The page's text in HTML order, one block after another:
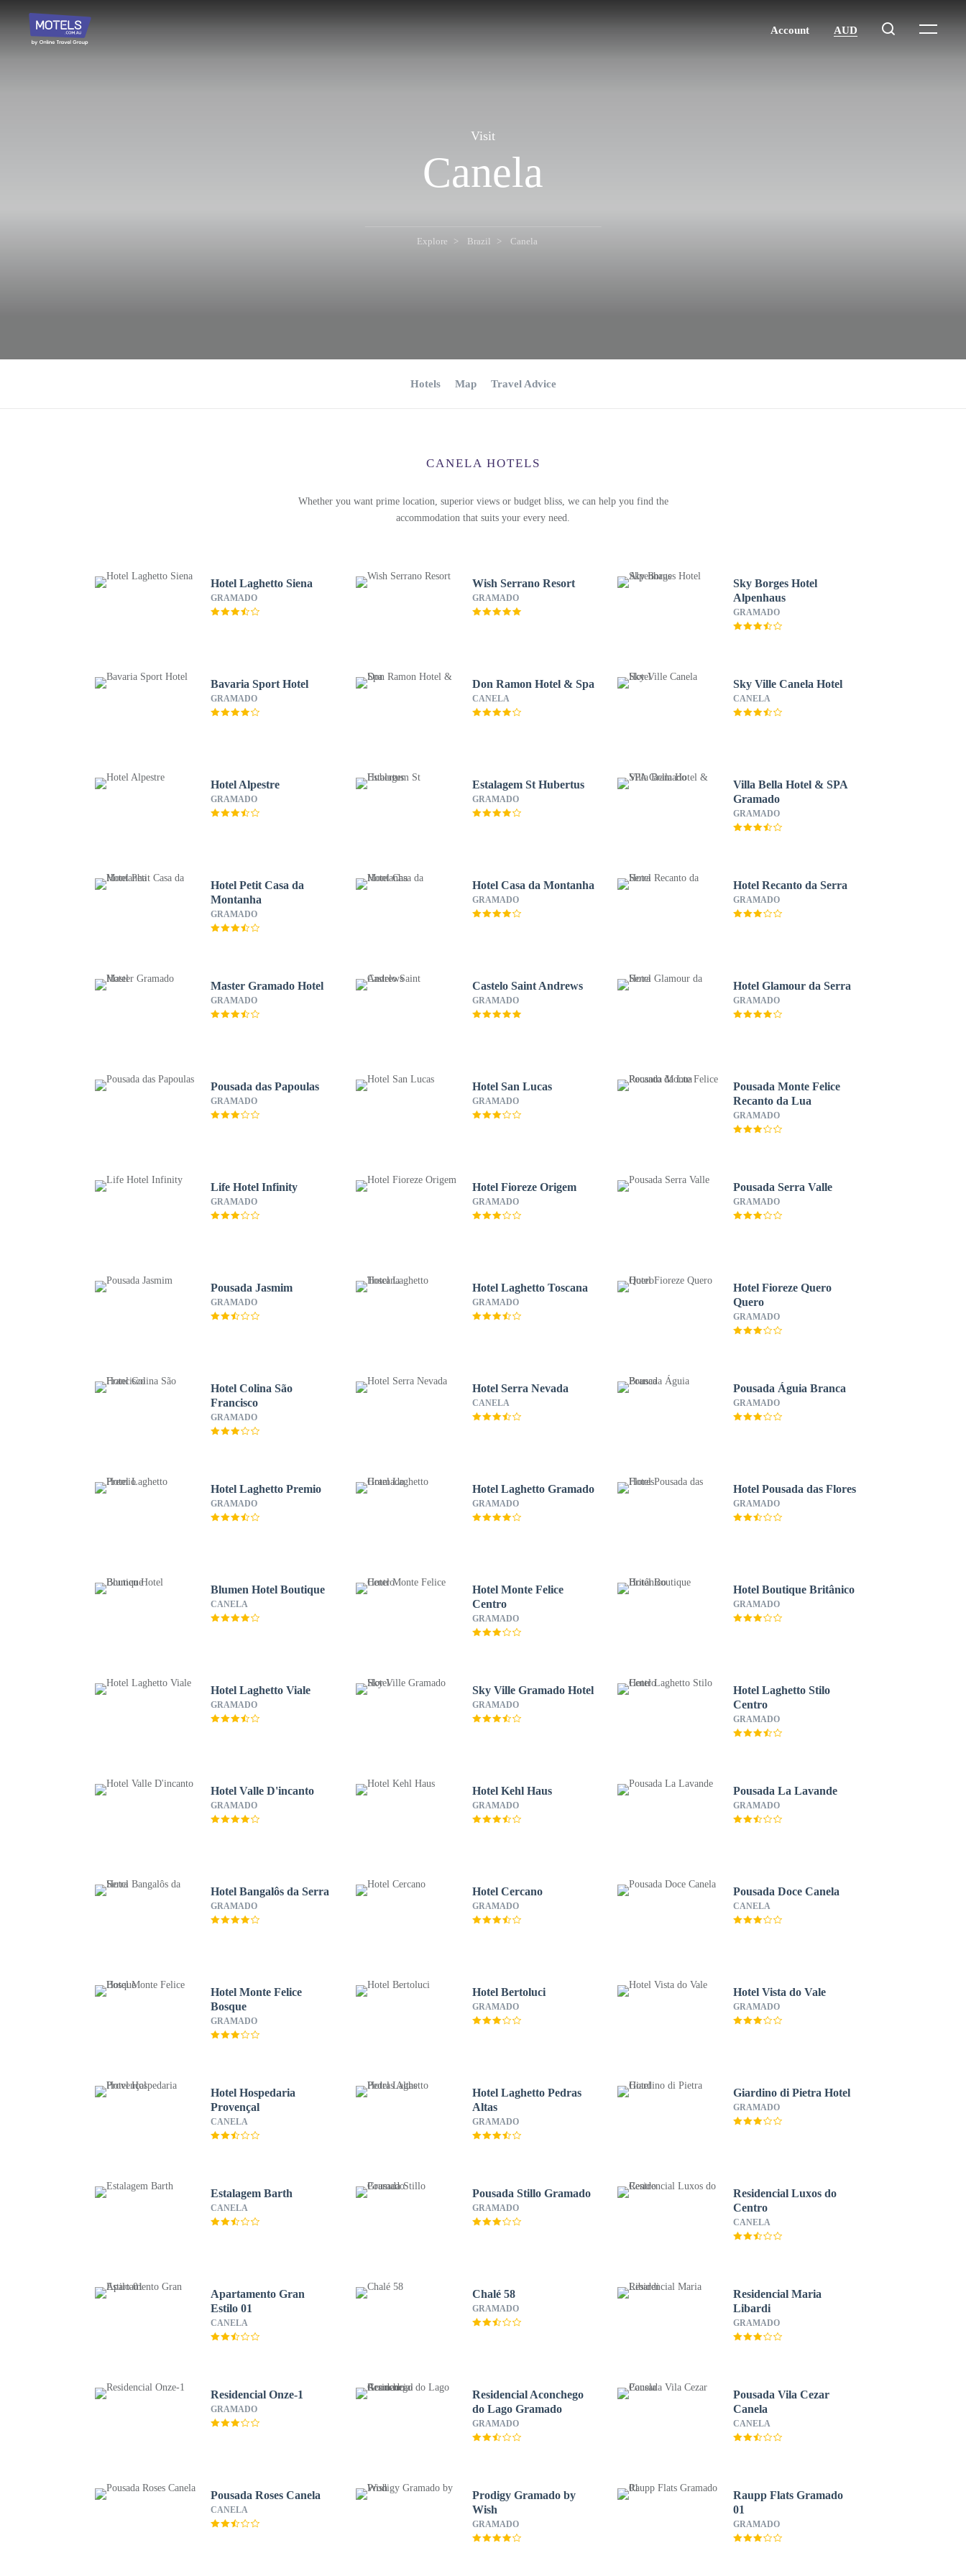
Visit
Canela
Explore Brazil Canela
Hotels Map Travel Advice
CANELA HOTELS
Whether you want prime location, superior views or budget bliss, we can help you find the
accommodation that suits your every need.
Hotel Laghetto Siena
GRAMADO
Wish Serrano Resort
GRAMADO
Sky Borges Hotel
Alpenhaus
GRAMADO
Bavaria Sport Hotel
GRAMADO
Don Ramon Hotel & Spa
CANELA
Sky Ville Canela Hotel
CANELA
Hotel Alpestre
GRAMADO
Estalagem St Hubertus
GRAMADO
Villa Bella Hotel & SPA
Gramado
GRAMADO
Hotel Petit Casa da
Montanha
GRAMADO
Hotel Casa da Montanha
GRAMADO
Hotel Recanto da Serra
GRAMADO
Master Gramado Hotel
GRAMADO
Castelo Saint Andrews
GRAMADO
Hotel Glamour da Serra
GRAMADO
Pousada das Papoulas
GRAMADO
Hotel San Lucas
GRAMADO
Pousada Monte Felice
Recanto da Lua
GRAMADO
Life Hotel Infinity
GRAMADO
Hotel Fioreze Origem
GRAMADO
Pousada Serra Valle
GRAMADO
Pousada Jasmim
GRAMADO
Hotel Laghetto Toscana
GRAMADO
Hotel Fioreze Quero
Quero
GRAMADO
Hotel Colina São
Francisco
GRAMADO
Hotel Serra Nevada
CANELA
Pousada Águia Branca
GRAMADO
Hotel Laghetto Premio
GRAMADO
Hotel Laghetto Gramado
GRAMADO
Hotel Pousada das Flores
GRAMADO
Blumen Hotel Boutique
CANELA
Hotel Monte Felice
Centro
GRAMADO
Hotel Boutique Britânico
GRAMADO
Hotel Laghetto Viale
GRAMADO
Sky Ville Gramado Hotel
GRAMADO
Hotel Laghetto Stilo
Centro
GRAMADO
Hotel Valle D'incanto
GRAMADO
Hotel Kehl Haus
GRAMADO
Pousada La Lavande
GRAMADO
Hotel Bangalôs da Serra
GRAMADO
Hotel Cercano
GRAMADO
Pousada Doce Canela
CANELA
Hotel Monte Felice
Bosque
GRAMADO
Hotel Bertoluci
GRAMADO
Hotel Vista do Vale
GRAMADO
Hotel Hospedaria
Provençal
CANELA
Hotel Laghetto Pedras
Altas
GRAMADO
Giardino di Pietra Hotel
GRAMADO
Estalagem Barth
CANELA
Pousada Stillo Gramado
GRAMADO
Residencial Luxos do
Centro
CANELA
Apartamento Gran
Estilo 01
CANELA
Chalé 58
GRAMADO
Residencial Maria
Libardi
GRAMADO
Residencial Onze-1
GRAMADO
Residencial Aconchego
do Lago Gramado
GRAMADO
Pousada Vila Cezar
Canela
CANELA
Pousada Roses Canela
CANELA
Prodigy Gramado by
Wish
GRAMADO
Raupp Flats Gramado
01
GRAMADO